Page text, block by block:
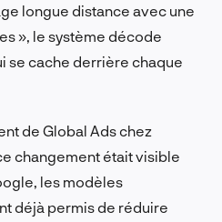
longue distance avec une
», le système décode
se cache derrière chaque
de Global Ads chez
changement était visible
les modèles
déjà permis de réduire